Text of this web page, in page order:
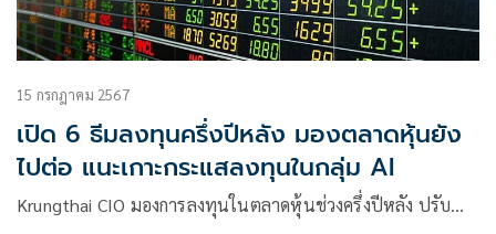
15 กรกฎาคม 2567
เปิด 6 ธีมลงทุนครึ่งปีหลัง มองตลาดหุ้นยัง
ไปต่อ แนะเกาะกระแสลงทุนในกลุ่ม AI
Krungthai CIO มองการลงทุนในตลาดหุ้นช่วงครึ่งปีหลัง ปรับ…